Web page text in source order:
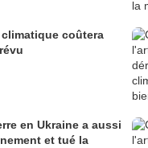
coûtera
en Ukraine a aussi
et tué la